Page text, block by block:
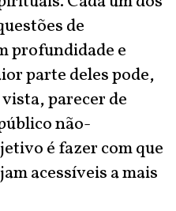
de
profundidade e
parte deles pode,
parecer de
não-
é fazer com que
acessíveis a mais